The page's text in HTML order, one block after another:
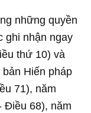
những quyền
ghi nhận ngay
thứ 10) và
Hiến pháp
71), năm
Điều 68), năm